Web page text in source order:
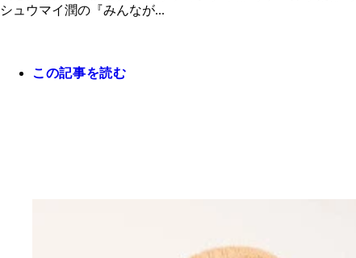
シュウマイ潤の『みんなが...
この記事を読む